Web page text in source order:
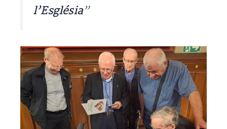
l’Església”